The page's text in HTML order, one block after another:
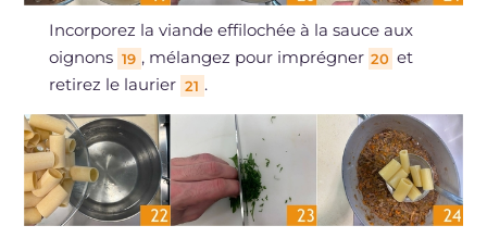
Incorporez la viande effilochée à la sauce aux
oignons 19 , mélangez pour imprégner 20 et
retirez le laurier 21 .